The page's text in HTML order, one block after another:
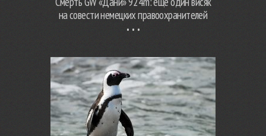
на совести немецких правоохранителей